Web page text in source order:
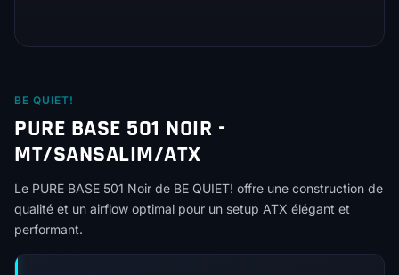
BE QUIET!
PURE BASE 501 NOIR -
MT/SANSALIM/ATX
Le PURE BASE 501 Noir de BE QUIET! offre une construction de
qualité et un airflow optimal pour un setup ATX élégant et
performant.